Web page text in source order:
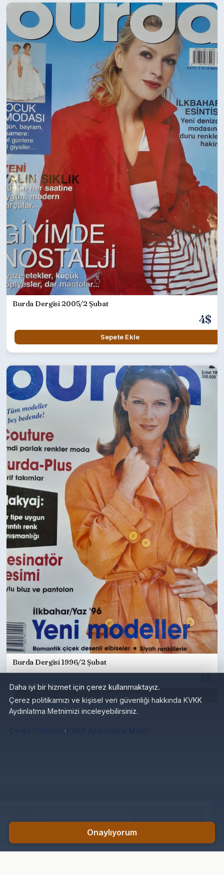
Burda Dergisi 2005/2 Şubat
4$
Sepete Ekle
Burda Dergisi 1996/2 Şubat
4$
20₺
Daha iyi bir hizmet için çerez kullanmaktayız.
Çerez politikamızı ve kişisel veri güvenliği hakkında KVKK
Aydınlatma Metnimizi inceleyebilirsiniz.
·
Onaylıyorum